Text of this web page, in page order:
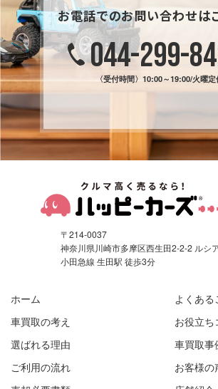
お電話でのお問い合わせは
044-299-
〈受付時間〉 10:00～19:00/火曜定
〒214-0037
神奈川県川崎市多摩区西生田2-2-2 ルシ
小田急線 生田駅 徒歩3分
ホーム
車買取の考え
選ばれる理由
ご利用の流れ
よくある
お役立ち
車買取事
お客様の